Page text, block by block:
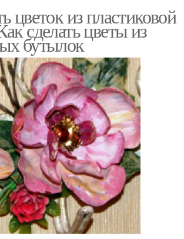
цветок из пластиковой
сделать цветы из
бутылок